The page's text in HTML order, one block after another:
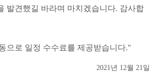
발견했길 바라며 마치겠습니다. 감사합
2021년 12월 21일